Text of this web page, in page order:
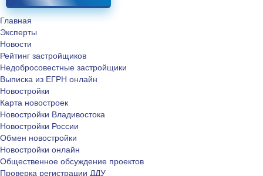
Главная
Эксперты
Новости
Рейтинг застройщиков
Недобросовестные застройщики
Выписка из ЕГРН онлайн
Новостройки
Карта новостроек
Новостройки Владивостока
Новостройки России
Обмен новостройки
Новостройки онлайн
Общественное обсуждение проектов
Проверка регистрации ДДУ